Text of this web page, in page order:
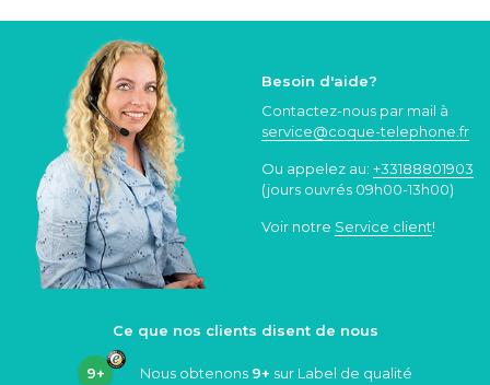
Besoin d'aide?
Contactez-nous par mail à
service@coque-telephone.fr
Ou appelez au: +33188801903
(jours ouvrés 09h00-13h00)
Voir notre Service client!
Ce que nos clients disent de nous
9+ Nous obtenons 9+ sur Label de qualité